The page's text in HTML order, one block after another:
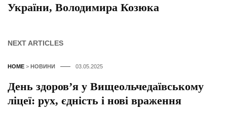
України, Володимира Козюка
NEXT ARTICLES
HOME > НОВИНИ 03.05.2025
День здоров’я у Вищеольчедаївському
ліцеї: рух, єдність і нові враження